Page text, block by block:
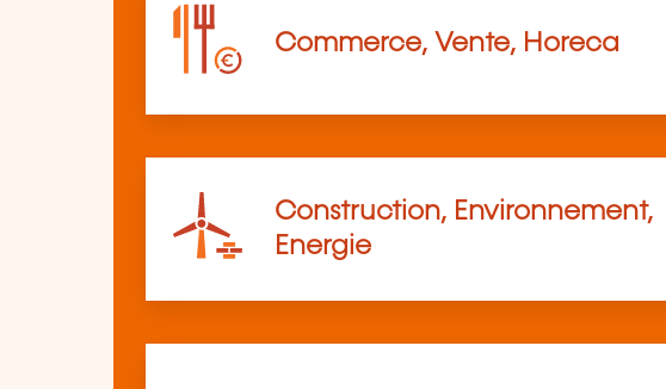
Commerce, Vente, Horeca
Construction, Environnement,
Energie